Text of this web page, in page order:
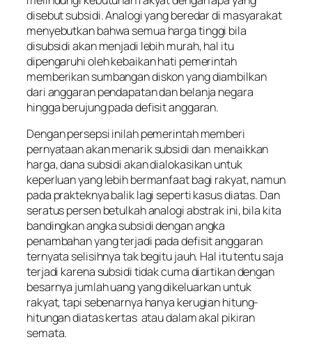
disebut subsidi. Analogi yang beredar di masyarakat
menyebutkan bahwa semua harga tinggi bila
disubsidi akan menjadi lebih murah, hal itu
dipengaruhi oleh kebaikan hati pemerintah
memberikan sumbangan diskon yang diambilkan
dari anggaran pendapatan dan belanja negara
hingga berujung pada defisit anggaran.
Dengan persepsi inilah pemerintah memberi
pernyataan akan menarik subsidi dan menaikkan
harga, dana subsidi akan dialokasikan untuk
keperluan yang lebih bermanfaat bagi rakyat, namun
pada prakteknya balik lagi seperti kasus diatas. Dan
seratus persen betulkah analogi abstrak ini, bila kita
bandingkan angka subsidi dengan angka
penambahan yang terjadi pada defisit anggaran
ternyata selisihnya tak begitu jauh. Hal itu tentu saja
terjadi karena subsidi tidak cuma diartikan dengan
besarnya jumlah uang yang dikeluarkan untuk
rakyat, tapi sebenarnya hanya kerugian hitung-
hitungan diatas kertas atau dalam akal pikiran
semata.